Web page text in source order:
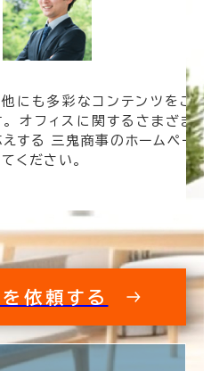
にも多彩なコンテンツをご
オフィスに関するさまざま
する 三鬼商事のホームペー
ください。
依頼する